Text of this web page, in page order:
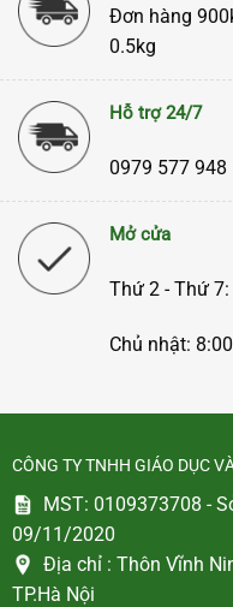
Đơn hàng
0.5kg
Hỗ trợ 24/7
0979 577 948
Mở cửa
Thứ 2 - Thứ
Chủ nhật:
CÔNG TY TNHH GIÁO DỤC
MST: 0109373708 -
09/11/2020
Địa chỉ : Thôn Vĩnh
TP.Hà Nội